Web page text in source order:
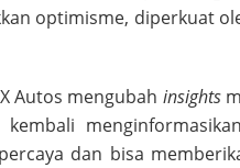
optimisme, diperkuat
Autos mengubah insights
kembali
dan bisa